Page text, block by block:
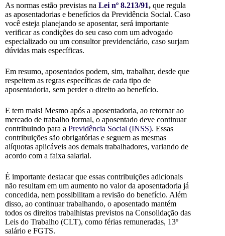
As normas estão previstas na Lei nº 8.213/91, que regula
as aposentadorias e benefícios da Previdência Social. Caso
você esteja planejando se aposentar, será importante
verificar as condições do seu caso com um advogado
especializado ou um consultor previdenciário, caso surjam
dúvidas mais específicas.
Em resumo, aposentados podem, sim, trabalhar, desde que
respeitem as regras específicas de cada tipo de
aposentadoria, sem perder o direito ao benefício.
E tem mais! Mesmo após a aposentadoria, ao retornar ao
mercado de trabalho formal, o aposentado deve continuar
contribuindo para a Previdência Social (INSS). Essas
contribuições são obrigatórias e seguem as mesmas
alíquotas aplicáveis aos demais trabalhadores, variando de
acordo com a faixa salarial.
É importante destacar que essas contribuições adicionais
não resultam em um aumento no valor da aposentadoria já
concedida, nem possibilitam a revisão do benefício. Além
disso, ao continuar trabalhando, o aposentado mantém
todos os direitos trabalhistas previstos na Consolidação das
Leis do Trabalho (CLT), como férias remuneradas, 13º
salário e FGTS.